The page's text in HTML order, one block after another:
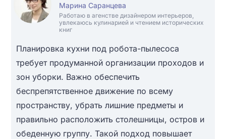
Марина Саранцева
Работаю в агенстве дизайнером интерьеров,
увлекаюсь кулинарией и чтением исторических
книг
Планировка кухни под робота-пылесоса
требует продуманной организации проходов и
зон уборки. Важно обеспечить
беспрепятственное движение по всему
пространству, убрать лишние предметы и
правильно расположить столешницы, остров и
обеденную группу. Такой подход повышает